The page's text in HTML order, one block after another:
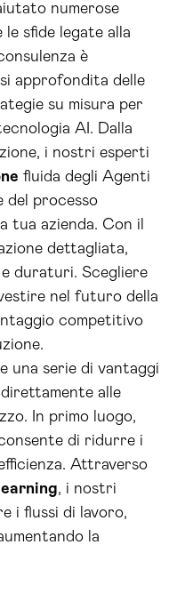
numerose
sfide legate alla
è
approfondita delle
su misura per
AI. Dalla
i nostri esperti
fluida degli Agenti
del processo
tua azienda. Con il
dettagliata,
duraturi. Scegliere
nel futuro della
competitivo
una serie di vantaggi
alle
In primo luogo,
di ridurre i
Attraverso
, i nostri
i flussi di lavoro,
la